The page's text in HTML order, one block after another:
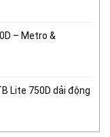
– Metro &
Lite 750D dải động